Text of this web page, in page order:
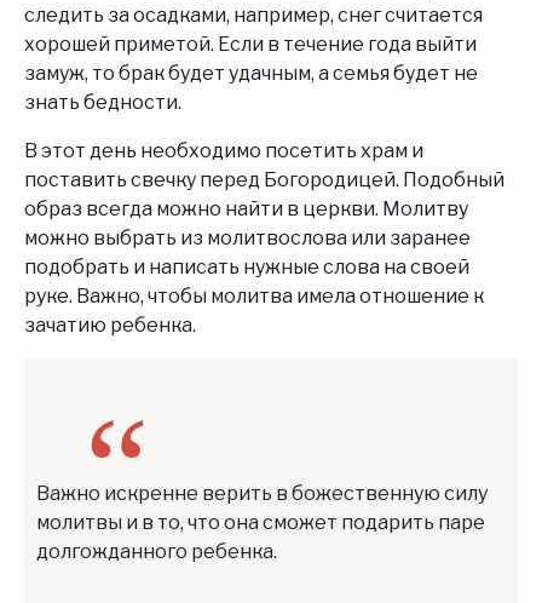
следить за осадками, например, снег считается
хорошей приметой. Если в течение года выйти
замуж, то брак будет удачным, а семья будет не
знать бедности.
В этот день необходимо посетить храм и
поставить свечку перед Богородицей. Подобный
образ всегда можно найти в церкви. Молитву
можно выбрать из молитвослова или заранее
подобрать и написать нужные слова на своей
руке. Важно, чтобы молитва имела отношение к
зачатию ребенка.
Важно искренне верить в божественную силу
молитвы и в то, что она сможет подарить паре
долгожданного ребенка.